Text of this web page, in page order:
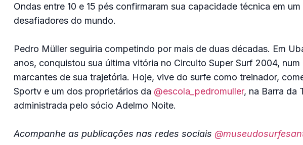
Ondas entre 10 e 15 pés confirmaram sua capacidade técnica em
desafiadores do mundo.
Pedro Müller seguiria competindo por mais de duas décadas. Em
anos, conquistou sua última vitória no Circuito Super Surf 2004,
marcantes de sua trajetória. Hoje, vive do surfe como treinador,
Sportv e um dos proprietários da @escola_pedromuller, na Barra da
administrada pelo sócio Adelmo Noite.
Acompanhe as publicações nas redes sociais